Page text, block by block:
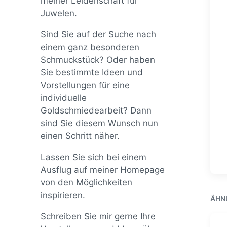
Juwelen.
Sind Sie auf der Suche nach
einem ganz besonderen
Schmuckstück? Oder haben
Sie bestimmte Ideen und
Vorstellungen für eine
individuelle
Goldschmiedearbeit? Dann
sind Sie diesem Wunsch nun
einen Schritt näher.
Lassen Sie sich bei einem
Ausflug auf meiner Homepage
von den Möglichkeiten
inspirieren.
Schreiben Sie mir gerne Ihre